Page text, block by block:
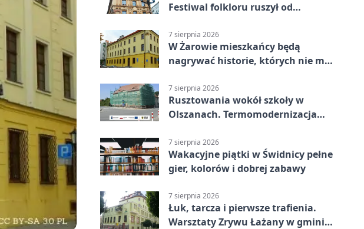
Festiwal folkloru ruszył od
7 sierpnia 2026
W Żarowie mieszkańcy będą
nagrywać historie, których nie ma
7 sierpnia 2026
Rusztowania wokół szkoły w
Olszanach. Termomodernizacja
7 sierpnia 2026
Wakacyjne piątki w Świdnicy pełne
gier, kolorów i dobrej zabawy
7 sierpnia 2026
Łuk, tarcza i pierwsze trafienia.
Warsztaty Zrywu Łażany w gminie